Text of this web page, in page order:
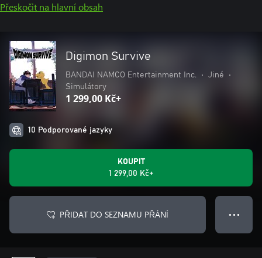
Přeskočit na hlavní obsah
Digimon Survive
BANDAI NAMCO Entertainment Inc. • Jiné
•
Simulátory
1 299,00 Kč+
10 Podporované jazyky
KOUPIT
1 299,00 Kč+
PŘIDAT DO SEZNAMU PŘÁNÍ ● ● ●